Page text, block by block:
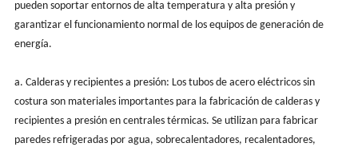
pueden soportar entornos de alta temperatura y alta presión y
garantizar el funcionamiento normal de los equipos de generación de
energía.
a. Calderas y recipientes a presión: Los tubos de acero eléctricos sin
costura son materiales importantes para la fabricación de calderas y
recipientes a presión en centrales térmicas. Se utilizan para fabricar
paredes refrigeradas por agua, sobrecalentadores, recalentadores,